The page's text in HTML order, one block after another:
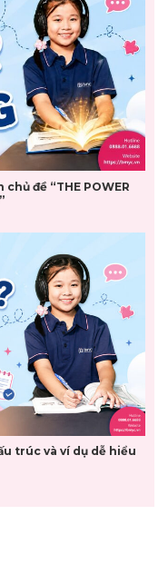
đề “THE POWER
trúc và ví dụ dễ hiểu